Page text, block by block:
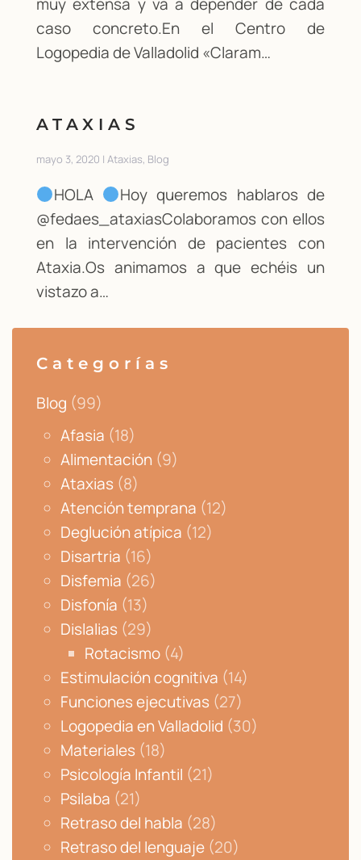
caso concreto.En el Centro de
Logopedia de Valladolid «Claram…
ATAXIAS
mayo 3, 2020 | Ataxias, Blog
HOLA
Hoy queremos hablaros de
@fedaes_ataxiasColaboramos con ellos
en la intervención de pacientes con
Ataxia.Os animamos a que echéis un
vistazo a…
Categorías
Blog (99)
Afasia (18)
Alimentación (9)
Ataxias (8)
Atención temprana (12)
Deglución atípica (12)
Disartria (16)
Disfemia (26)
Disfonía (13)
Dislalias (29)
Rotacismo (4)
Estimulación cognitiva (14)
Funciones ejecutivas (27)
Logopedia en Valladolid (30)
Materiales (18)
Psicología Infantil (21)
Psilaba (21)
Retraso del habla (28)
Retraso del lenguaje (20)